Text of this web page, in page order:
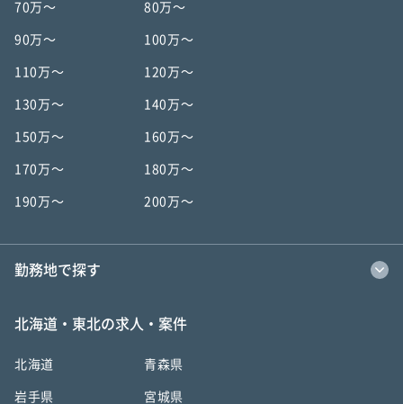
70万〜 80万〜
90万〜 100万〜
110万〜 120万〜
130万〜 140万〜
150万〜 160万〜
170万〜 180万〜
190万〜 200万〜
勤務地で探す
北海道・東北の求人・案件
北海道 青森県
岩手県 宮城県